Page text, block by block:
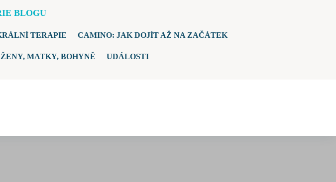
BLOGU
TERAPIE CAMINO: JAK DOJÍT AŽ NA ZAČÁTEK
ŽENY, MATKY, BOHYNĚ UDÁLOSTI